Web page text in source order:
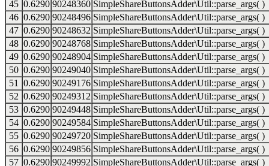
45 0.6290 90248360 SimpleShareButtonsAdder\Util::parse_args( )
46 0.6290 90248496 SimpleShareButtonsAdder\Util::parse_args( )
47 0.6290 90248632 SimpleShareButtonsAdder\Util::parse_args( )
48 0.6290 90248768 SimpleShareButtonsAdder\Util::parse_args( )
49 0.6290 90248904 SimpleShareButtonsAdder\Util::parse_args( )
50 0.6290 90249040 SimpleShareButtonsAdder\Util::parse_args( )
51
0.6290 90249176 SimpleShareButtonsAdder\Util::parse_args( )
52 0.6290 90249312 SimpleShareButtonsAdder\Util::parse_args( )
53 0.6290 90249448 SimpleShareButtonsAdder\Util::parse_args( )
54 0.6290 90249584 SimpleShareButtonsAdder\Util::parse_args( )
55 0.6290 90249720 SimpleShareButtonsAdder\Util::parse_args( )
56 0.6290 90249856 SimpleShareButtonsAdder\Util::parse_args( )
57 0.6290 90249992 SimpleShareButtonsAdder\Util::parse_args( )